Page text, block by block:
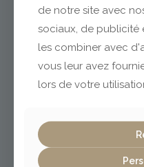
04
de notre site avec
sociaux, de publicité
les combiner avec
vous leur avez
lors de votre